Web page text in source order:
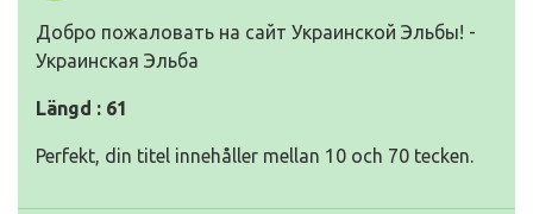
Добро пожаловать на сайт Украинской Эльбы! -
Украинская Эльба
Längd : 61
Perfekt, din titel innehåller mellan 10 och 70 tecken.